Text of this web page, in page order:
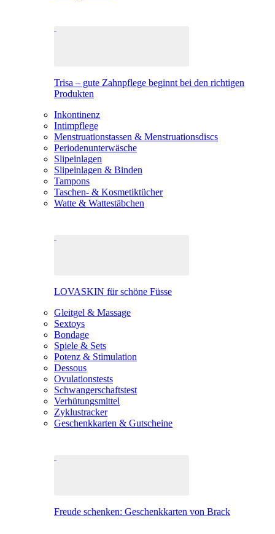
Trisa – gute Zahnpflege beginnt bei den richtigen
Produkten
Inkontinenz
Intimpflege
Menstruationstassen & Menstruationsdiscs
Periodenunterwäsche
Slipeinlagen
Slipeinlagen & Binden
Tampons
Taschen- & Kosmetiktücher
Watte & Wattestäbchen
LOVASKIN für schöne Füsse
Gleitgel & Massage
Sextoys
Bondage
Spiele & Sets
Potenz & Stimulation
Dessous
Ovulationstests
Schwangerschaftstest
Verhütungsmittel
Zyklustracker
Geschenkkarten & Gutscheine
Freude schenken: Geschenkkarten von Brack